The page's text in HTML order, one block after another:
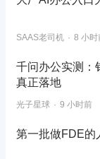
SAAS老司机 8 小时
千问办公实测：
真正落地
光子星球 9 小时前
第一批做FDE的